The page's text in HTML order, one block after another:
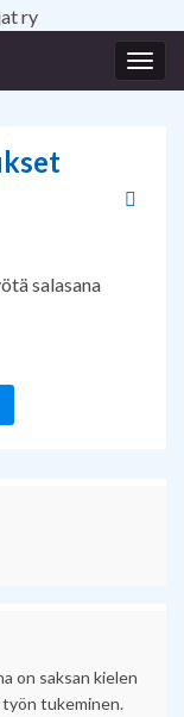
salasana
palvelussa
on saksan kielen
tukeminen.